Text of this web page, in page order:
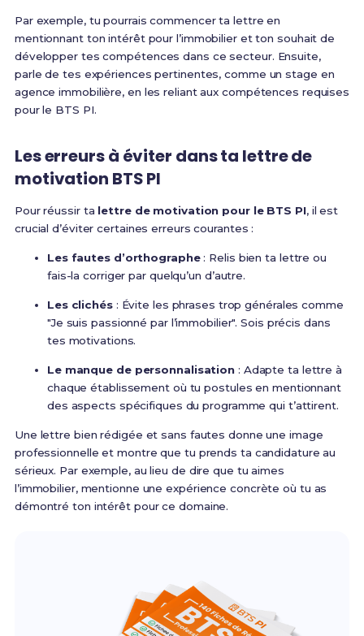
Par exemple, tu pourrais commencer ta lettre en
mentionnant ton intérêt pour l’immobilier et ton souhait de
développer tes compétences dans ce secteur. Ensuite,
parle de tes expériences pertinentes, comme un stage en
agence immobilière, en les reliant aux compétences requises
pour le BTS PI.
Les erreurs à éviter dans ta lettre de
motivation BTS PI
Pour réussir ta lettre de motivation pour le BTS PI, il est
crucial d’éviter certaines erreurs courantes :
Les fautes d’orthographe: Relis bien ta lettre ou
fais-la corriger par quelqu’un d’autre.
Les clichés: Évite les phrases trop générales comme
"Je suis passionné par l’immobilier". Sois précis dans
tes motivations.
Le manque de personnalisation : Adapte ta lettre à
chaque établissement où tu postules en mentionnant
des aspects spécifiques du programme qui t’attirent.
Une lettre bien rédigée et sans fautes donne une image
professionnelle et montre que tu prends ta candidature au
sérieux. Par exemple, au lieu de dire que tu aimes
l’immobilier, mentionne une expérience concrète où tu as
démontré ton intérêt pour ce domaine.